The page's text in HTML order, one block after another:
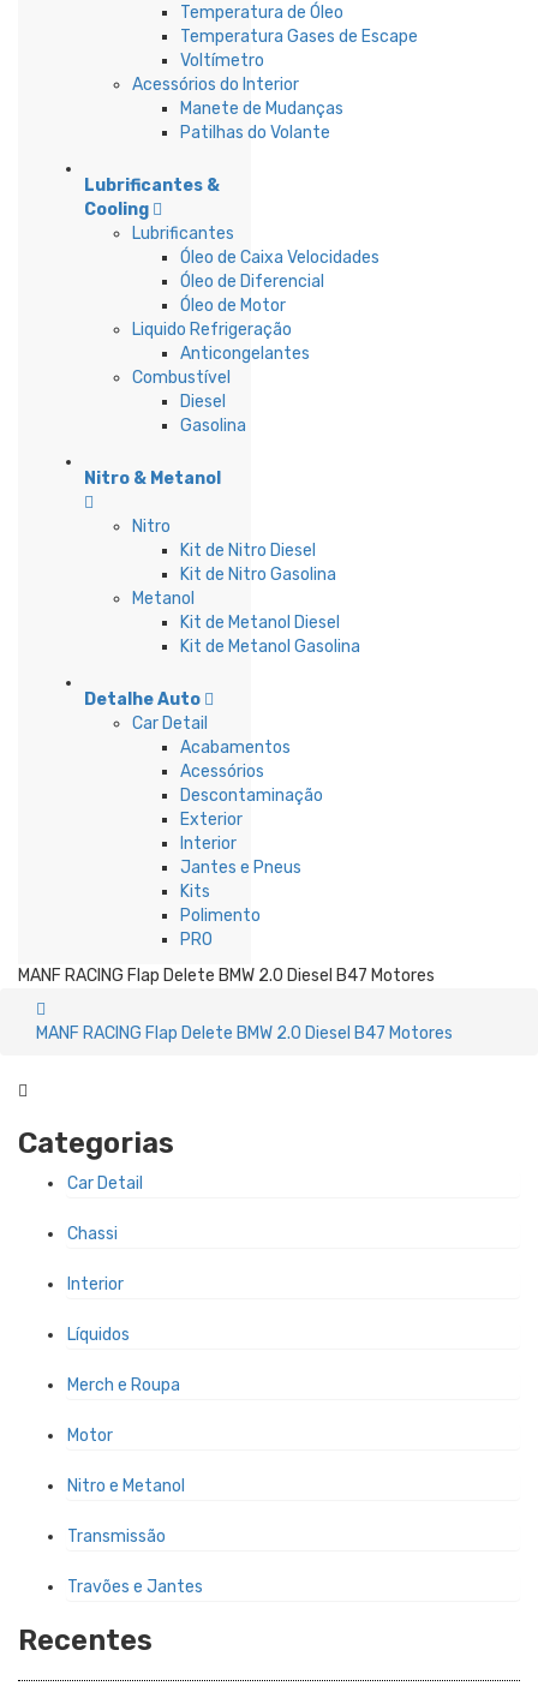
Temperatura de Óleo
Temperatura Gases de Escape
Voltímetro
Acessórios do Interior
Manete de Mudanças
Patilhas do Volante
Lubrificantes &
Cooling
Lubrificantes
Óleo de Caixa Velocidades
Óleo de Diferencial
Óleo de Motor
Liquido Refrigeração
Anticongelantes
Combustível
Diesel
Gasolina
Nitro & Metanol
Nitro
Kit de Nitro Diesel
Kit de Nitro Gasolina
Metanol
Kit de Metanol Diesel
Kit de Metanol Gasolina
Detalhe Auto
Car Detail
Acabamentos
Acessórios
Descontaminação
Exterior
Interior
Jantes e Pneus
Kits
Polimento
PRO
MANF RACING Flap Delete BMW 2.0 Diesel B47 Motores
MANF RACING Flap Delete BMW 2.0 Diesel B47 Motores
Categorias
Car Detail
Chassi
Interior
Líquidos
Merch e Roupa
Motor
Nitro e Metanol
Transmissão
Travões e Jantes
Recentes